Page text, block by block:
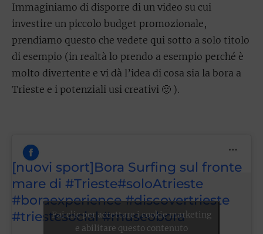
Immaginiamo di disporre di un video su cui
investire un piccolo budget promozionale,
prendiamo questo che vedete qui sotto a solo titolo
di esempio (in realtà lo prendo a esempio perché è
molto divertente e vi dà l’idea di cosa sia la bora a
Trieste e i potenziali usi creativi 🙂 ).
[nuovi sport]Bora Surfing sul fronte
mare di #Trieste#soloAtrieste
#boraexperience #discovertrieste
#triestesocial #museobora
Fai clic per accettare i cookie marketing
e abilitare questo contenuto